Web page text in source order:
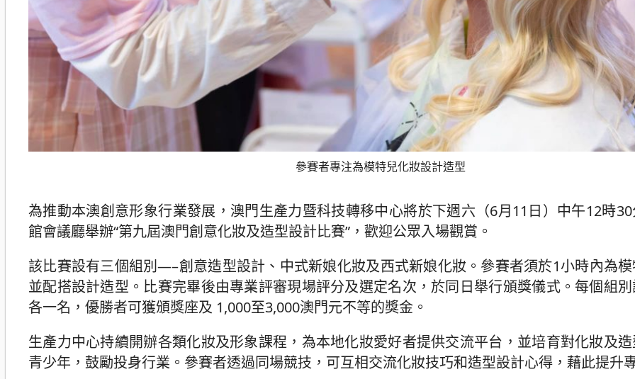
參賽者專注為模特兒化妝設計造型
為推動本澳創意形象行業發展，澳門生產力暨科技轉移中心將於下週六（6月11日）中午12時
館會議廳舉辦“第九屆澳門創意化妝及造型設計比賽”，歡迎公眾入場觀賞。
該比賽設有三個組別—–創意造型設計、中式新娘化妝及西式新娘化妝。參賽者須於1小時內為
並配搭設計造型。比賽完畢後由專業評審現場評分及選定名次，於同日舉行頒獎儀式。每個組
各一名，優勝者可獲頒獎座及 1,000至3,000澳門元不等的獎金。
生產力中心持續開辦各類化妝及形象課程，為本地化妝愛好者提供交流平台，並培育對化妝及
青少年，鼓勵投身行業。參賽者透過同場競技，可互相交流化妝技巧和造型設計心得，藉此提升